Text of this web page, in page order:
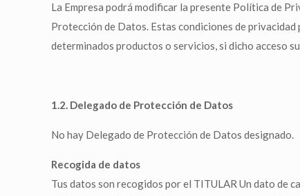
La Empresa podrá modificar la presente Política de
Protección de Datos. Estas condiciones de privacidad
determinados productos o servicios, si dicho acceso
1.2. Delegado de Protección de Datos
No hay Delegado de Protección de Datos designado.
Recogida de datos
Tus datos son recogidos por el TITULAR Un dato de